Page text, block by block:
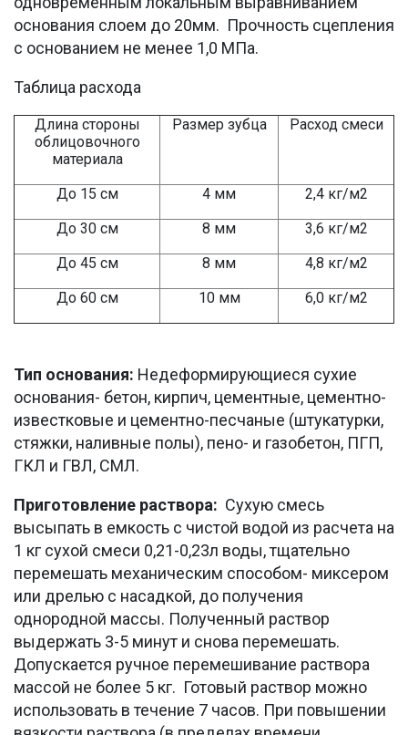
основания слоем до 20мм. Прочность сцепления
с основанием не менее 1,0 МПа.
Таблица расхода
Длина стороны
облицовочного
материала
Размер зубца Расход смеси
До 15 см 4 мм
2,4 кг/м2
До 30 см
8 мм
3,6 кг/м2
До 45 см
8 мм
4,8 кг/м2
До 60 см
10 мм 6,0 кг/м2
Тип основания: Недеформирующиеся сухие
основания- бетон, кирпич, цементные, цементно-
известковые и цементно-песчаные (штукатурки,
стяжки, наливные полы), пено- и газобетон, ПГП,
ГКЛ и ГВЛ, СМЛ.
Приготовление раствора: Сухую смесь
высыпать в емкость с чистой водой из расчета на
1 кг сухой смеси 0,21-0,23л воды, тщательно
перемешать механическим способом- миксером
или дрелью с насадкой, до получения
однородной массы. Полученный раствор
выдержать 3-5 минут и снова перемешать.
Допускается ручное перемешивание раствора
массой не более 5 кг. Готовый раствор можно
использовать в течение 7 часов. При повышении